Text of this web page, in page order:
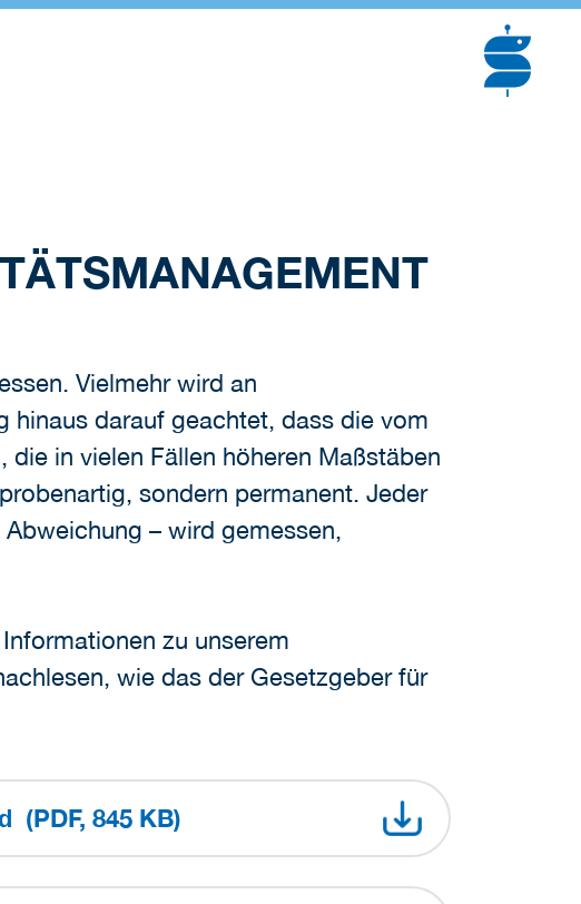
Vielmehr wird an
hinaus darauf geachtet, dass die vom
in vielen Fällen höheren Maßstäben
sondern permanent. Jeder
– wird gemessen,
zu unserem
wie das der Gesetzgeber für
(PDF, 845 KB)